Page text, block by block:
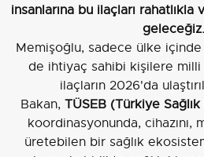
insanlarına bu ilaçları
Memişoğlu, sadece ülke
de ihtiyaç sahibi kişilere
ilaçların 2026'da
Bakan, TÜSEB (Türkiye
koordinasyonunda, cihazını,
üretebilen bir sağlık